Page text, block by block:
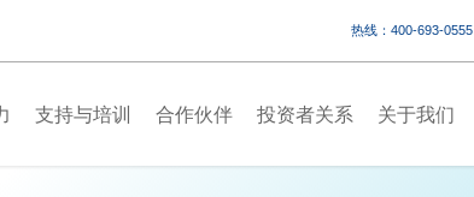
热线：400-693-0555
支持与培训 合作伙伴 投资者关系 关于我们